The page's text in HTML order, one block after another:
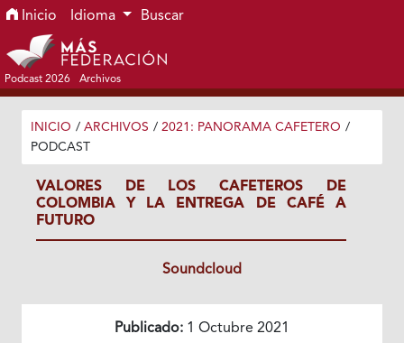
Ir al menú de navegación principal
Ir al contenido principal
Ir al pie de página del sitio
Inicio Idioma Buscar
Podcast 2026 Archivos
INICIO / ARCHIVOS / 2021: PANORAMA CAFETERO /
PODCAST
VALORES DE LOS CAFETEROS DE
COLOMBIA Y LA ENTREGA DE CAFÉ A
FUTURO
Soundcloud
Publicado: 1 Octubre 2021